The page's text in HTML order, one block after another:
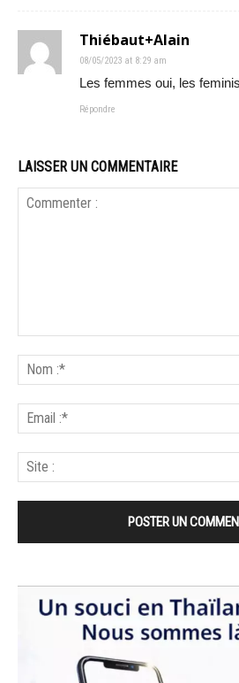
Thiébaut+Alain
08/05/2023 at 8:29 am
Les femmes oui, les
Répondre
LAISSER UN COMMENTAIRE